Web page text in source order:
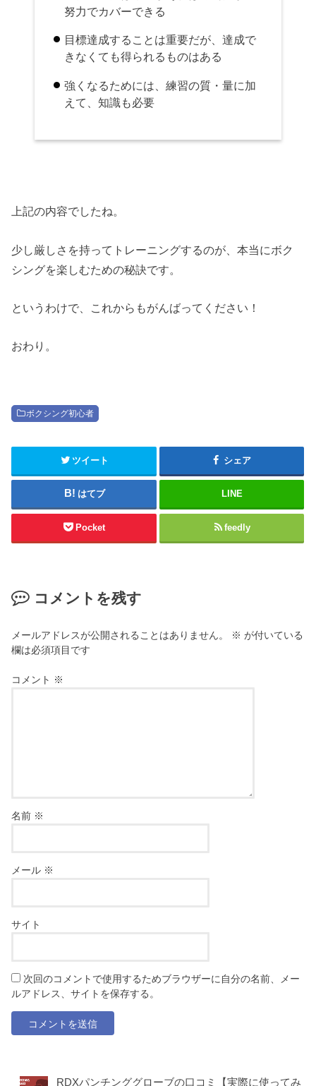
努力でカバーできる
目標達成することは重要だが、達成で
きなくても得られるものはある
強くなるためには、練習の質・量に加
えて、知識も必要
上記の内容でしたね。
少し厳しさを持ってトレーニングするのが、本当にボク
シングを楽しむための秘訣です。
というわけで、これからもがんばってください！
おわり。
ボクシング初心者
ツイート シェア
はてブ LINE
Pocket feedly
コメントを残す
メールアドレスが公開されることはありません。 ※ が付いている
欄は必須項目です
コメント ※
名前 ※
メール ※
サイト
次回のコメントで使用するためブラウザーに自分の名前、メー
ルアドレス、サイトを保存する。
RDXパンチンググローブの口コミ【実際に使ってみ